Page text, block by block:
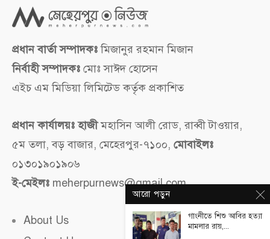
প্রধান বার্তা সম্পাদকঃমিজানুর রহমান মিজান
নির্বাহী সম্পাদকঃ মোঃ সাঈদ হোসেন
এইচ এম মিডিয়া লিমিটেড কর্তৃক প্রকাশিত
প্রধান কার্যালয়ঃ হাজীমহাসিন আলী রোড, রাব্বী টাওয়ার,
৫ম তলা, বড় বাজার, মেহেরপুর-৭১০০, মোবাইলঃ
০১৩০১৯০১৯০৬
ই-মেইলঃ meherpurnews@gmail.com
About Us
আরো পড়ুন
গাংনীতে শিশু আবির হত্যা
মামলার রায়,...